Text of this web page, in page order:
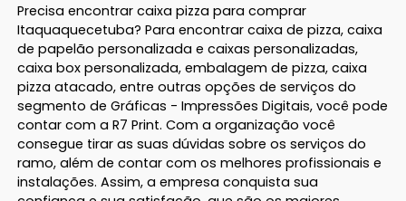
Precisa encontrar caixa pizza para comprar
Itaquaquecetuba? Para encontrar caixa de pizza, caixa
de papelão personalizada e caixas personalizadas,
caixa box personalizada, embalagem de pizza, caixa
pizza atacado, entre outras opções de serviços do
segmento de Gráficas - Impressões Digitais, você pode
contar com a R7 Print. Com a organização você
consegue tirar as suas dúvidas sobre os serviços do
ramo, além de contar com os melhores profissionais e
instalações. Assim, a empresa conquista sua